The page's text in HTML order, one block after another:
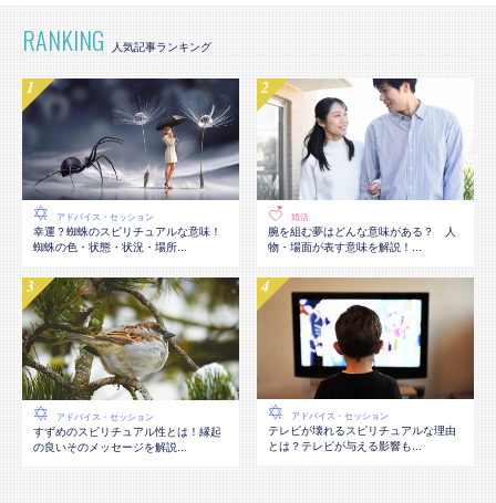
RANKING
アドバイス・セッション
幸運？蜘蛛のスピリチュアルな意味！
蜘蛛の色・状態・状況・場所...
婚活
腕を組む夢はどんな意味がある？ 人
物・場面が表す意味を解説！...
アドバイス・セッション
すずめのスピリチュアル性とは！縁起
の良いそのメッセージを解説...
アドバイス・セッション
テレビが壊れるスピリチュアルな理由
とは？テレビが与える影響も...